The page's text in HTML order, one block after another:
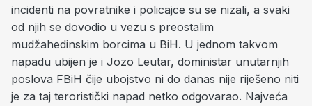
incidenti na povratnike i policajce su se nizali, a svaki
od njih se dovodio u vezu s preostalim
mudžahedinskim borcima u BiH. U jednom takvom
napadu ubijen je i Jozo Leutar, doministar unutarnjih
poslova FBiH čije ubojstvo ni do danas nije riješeno niti
je za taj teroristički napad netko odgovarao. Najveća